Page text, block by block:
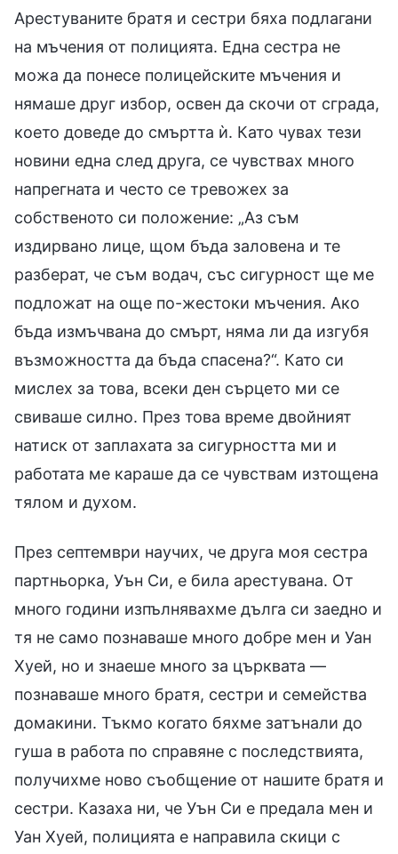
Арестуваните братя и сестри бяха подлагани
на мъчения от полицията. Една сестра не
можа да понесе полицейските мъчения и
нямаше друг избор, освен да скочи от сграда,
което доведе до смъртта ѝ. Като чувах тези
новини една след друга, се чувствах много
напрегната и често се тревожех за
собственото си положение: „Аз съм
издирвано лице, щом бъда заловена и те
разберат, че съм водач, със сигурност ще ме
подложат на още по-жестоки мъчения. Ако
бъда измъчвана до смърт, няма ли да изгубя
възможността да бъда спасена?“. Като си
мислех за това, всеки ден сърцето ми се
свиваше силно. През това време двойният
натиск от заплахата за сигурността ми и
работата ме караше да се чувствам изтощена
тялом и духом.
През септември научих, че друга моя сестра
партньорка, Уън Си, е била арестувана. От
много години изпълнявахме дълга си заедно и
тя не само познаваше много добре мен и Уан
Хуей, но и знаеше много за църквата —
познаваше много братя, сестри и семейства
домакини. Тъкмо когато бяхме затънали до
гуша в работа по справяне с последствията,
получихме ново съобщение от нашите братя и
сестри. Казаха ни, че Уън Си е предала мен и
Уан Хуей, полицията е направила скици с